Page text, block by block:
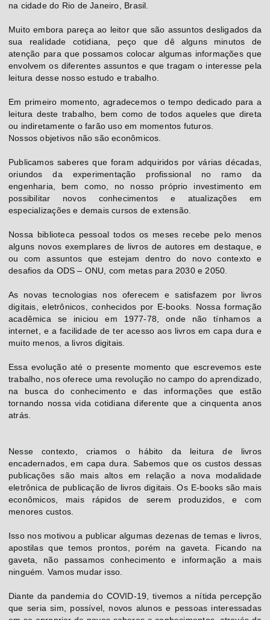
na cidade do Rio de Janeiro, Brasil.
Muito embora pareça ao leitor que são assuntos desligados da
sua realidade cotidiana, peço que dê alguns minutos de
atenção para que possamos colocar algumas informações que
envolvem os diferentes assuntos e que tragam o interesse pela
leitura desse nosso estudo e trabalho.
Em primeiro momento, agradecemos o tempo dedicado para a
leitura deste trabalho, bem como de todos aqueles que direta
ou indiretamente o farão uso em momentos futuros.
Nossos objetivos não são econômicos.
Publicamos saberes que foram adquiridos por várias décadas,
oriundos da experimentação profissional no ramo da
engenharia, bem como, no nosso próprio investimento em
possibilitar novos conhecimentos e atualizações em
especializações e demais cursos de extensão.
Nossa biblioteca pessoal todos os meses recebe pelo menos
alguns novos exemplares de livros de autores em destaque, e
ou com assuntos que estejam dentro do novo contexto e
desafios da ODS – ONU, com metas para 2030 e 2050.
As novas tecnologias nos oferecem e satisfazem por livros
digitais, eletrônicos, conhecidos por E-books. Nossa formação
acadêmica se iniciou em 1977-78, onde não tínhamos a
internet, e a facilidade de ter acesso aos livros em capa dura e
muito menos, a livros digitais.
Essa evolução até o presente momento que escrevemos este
trabalho, nos oferece uma revolução no campo do aprendizado,
na busca do conhecimento e das informações que estão
tornando nossa vida cotidiana diferente que a cinquenta anos
atrás.
Nesse contexto, criamos o hábito da leitura de livros
encadernados, em capa dura. Sabemos que os custos dessas
publicações são mais altos em relação a nova modalidade
eletrônica de publicação de livros digitais. Os E-books são mais
econômicos, mais rápidos de serem produzidos, e com
menores custos.
Isso nos motivou a publicar algumas dezenas de temas e livros,
apostilas que temos prontos, porém na gaveta. Ficando na
gaveta, não passamos conhecimento e informação a mais
ninguém. Vamos mudar isso.
Diante da pandemia do COVID-19, tivemos a nítida percepção
que seria sim, possível, novos alunos e pessoas interessadas